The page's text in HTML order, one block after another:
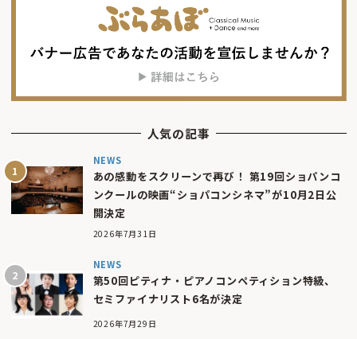
人気の記事
NEWS
あの感動をスクリーンで再び！ 第19回ショパンコ
ンクールの映画“ショパコンシネマ”が10月2日公
開決定
2026年7月31日
NEWS
第50回ピティナ・ピアノコンペティション特級、
セミファイナリスト6名が決定
2026年7月29日